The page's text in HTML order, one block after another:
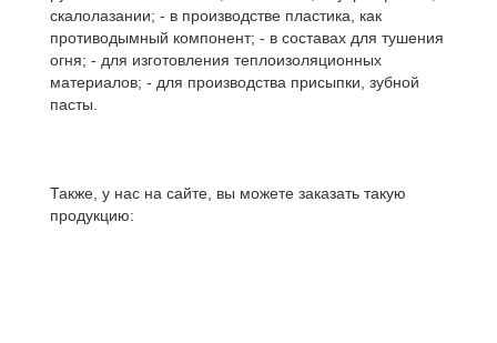
скалолазании; - в производстве пластика, как
противодымный компонент; - в составах для тушения
огня; - для изготовления теплоизоляционных
материалов; - для производства присыпки, зубной
пасты.
Также, у нас на сайте, вы можете заказать такую
продукцию: